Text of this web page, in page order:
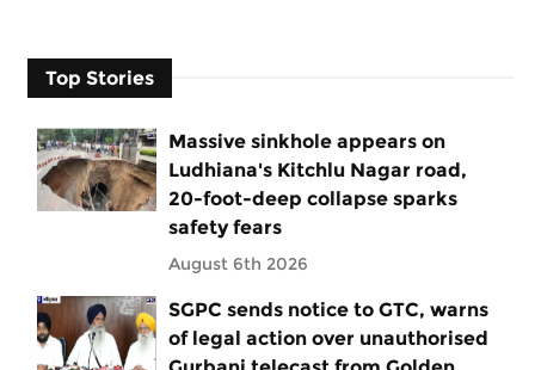
Top Stories
Massive sinkhole appears on
Ludhiana's Kitchlu Nagar road,
20-foot-deep collapse sparks
safety fears
August 6th 2026
SGPC sends notice to GTC, warns
of legal action over unauthorised